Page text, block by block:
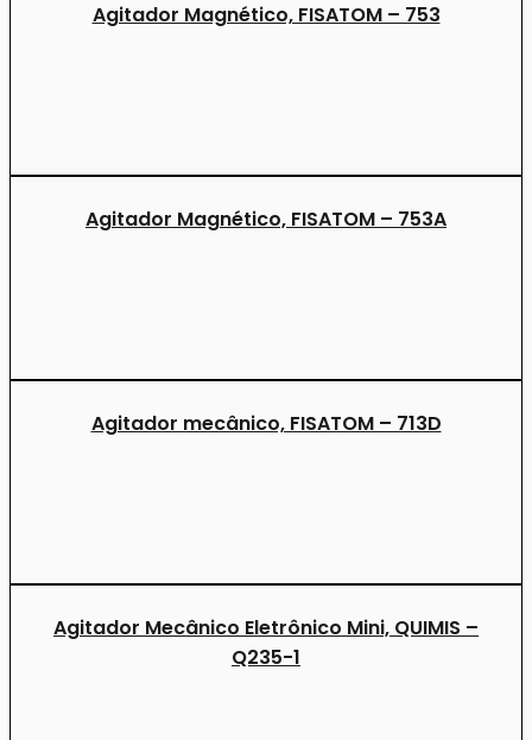
Agitador Magnético, FISATOM – 753
Agitador Magnético, FISATOM – 753A
Agitador mecânico, FISATOM – 713D
Agitador Mecânico Eletrônico Mini, QUIMIS –
Q235-1